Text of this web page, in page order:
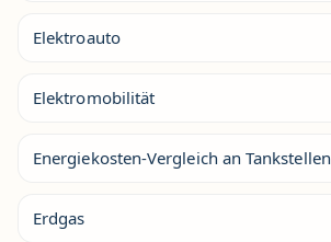
Elektroauto
Elektromobilität
Energiekosten-Vergleich an Tankstellen
Erdgas